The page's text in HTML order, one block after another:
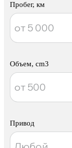
Пробег, км
Объем, cm3
Привод